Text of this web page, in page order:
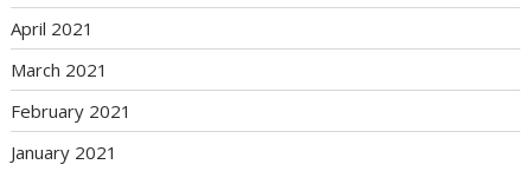
April 2021
March 2021
February 2021
January 2021